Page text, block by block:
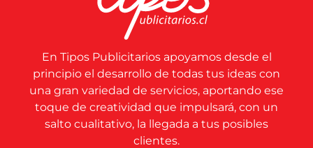
En Tipos Publicitarios apoyamos desde el
principio el desarrollo de todas tus ideas con
una gran variedad de servicios, aportando ese
toque de creatividad que impulsará, con un
salto cualitativo, la llegada a tus posibles
clientes.